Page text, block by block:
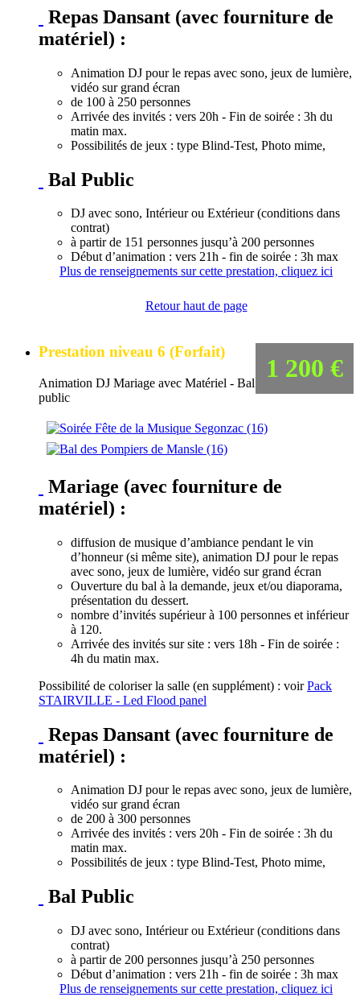
Repas Dansant (avec fourniture de
matériel) :
Animation DJ pour le repas avec sono, jeux de lumière,
vidéo sur grand écran
de 100 à 250 personnes
Arrivée des invités : vers 20h - Fin de soirée : 3h du
matin max.
Possibilités de jeux : type Blind-Test, Photo mime,
Bal Public
DJ avec sono, Intérieur ou Extérieur (conditions dans
contrat)
à partir de 151 personnes jusqu’à 200 personnes
Début d’animation : vers 21h - fin de soirée : 3h max
Plus de renseignements sur cette prestation, cliquez ici
Retour haut de page
1 200 €
Prestation niveau 6 (Forfait)
Animation DJ Mariage avec Matériel - Bal
public
Mariage (avec fourniture de
matériel) :
diffusion de musique d’ambiance pendant le vin
d’honneur (si même site), animation DJ pour le repas
avec sono, jeux de lumière, vidéo sur grand écran
Ouverture du bal à la demande, jeux et/ou diaporama,
présentation du dessert.
nombre d’invités supérieur à 100 personnes et inférieur
à 120.
Arrivée des invités sur site : vers 18h - Fin de soirée :
4h du matin max.
Possibilité de coloriser la salle (en supplément) : voirPack
STAIRVILLE - Led Flood panel
Repas Dansant (avec fourniture de
matériel) :
Animation DJ pour le repas avec sono, jeux de lumière,
vidéo sur grand écran
de 200 à 300 personnes
Arrivée des invités : vers 20h - Fin de soirée : 3h du
matin max.
Possibilités de jeux : type Blind-Test, Photo mime,
Bal Public
DJ avec sono, Intérieur ou Extérieur (conditions dans
contrat)
à partir de 200 personnes jusqu’à 250 personnes
Début d’animation : vers 21h - fin de soirée : 3h max
Plus de renseignements sur cette prestation, cliquez ici